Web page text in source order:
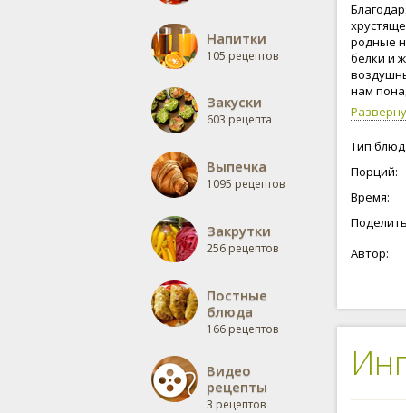
Напитки
105 рецептов
Закуски
603 рецепта
Выпечка
1095 рецептов
Закрутки
256 рецептов
Постные
блюда
166 рецептов
Видео
рецепты
3 рецептов
родные
белки и
нам
овощи.
Тип
Порций:
Время:
Автор: